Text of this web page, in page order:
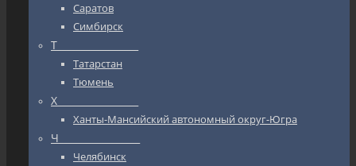
Саратов
Симбирск
Т_________________
Татарстан
Тюмень
Х_________________
Ханты-Мансийский автономный округ-Югра
Ч_________________
Челябинск